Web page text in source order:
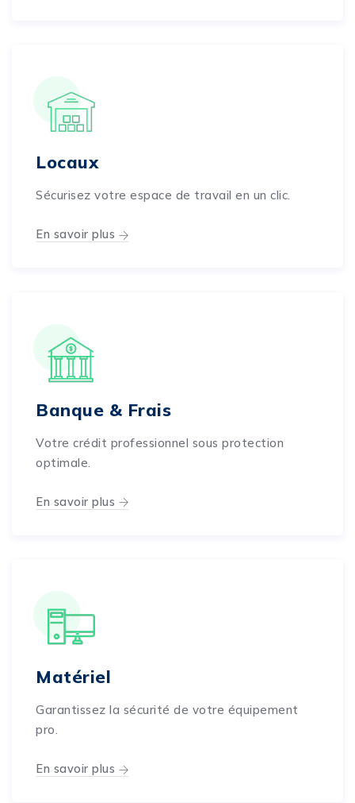
Locaux
Sécurisez votre espace de travail en un clic.
En savoir plus
Banque & Frais
Votre crédit professionnel sous protection
optimale.
En savoir plus
Matériel
Garantissez la sécurité de votre équipement
pro.
En savoir plus